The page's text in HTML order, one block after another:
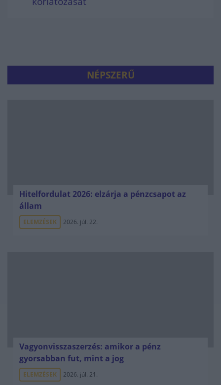
NÉPSZERŰ
Hitelfordulat 2026: elzárja a pénzcsapot az
állam
ELEMZÉSEK 2026. júl. 22.
Vagyonvisszaszerzés: amikor a pénz
gyorsabban fut, mint a jog
ELEMZÉSEK 2026. júl. 21.